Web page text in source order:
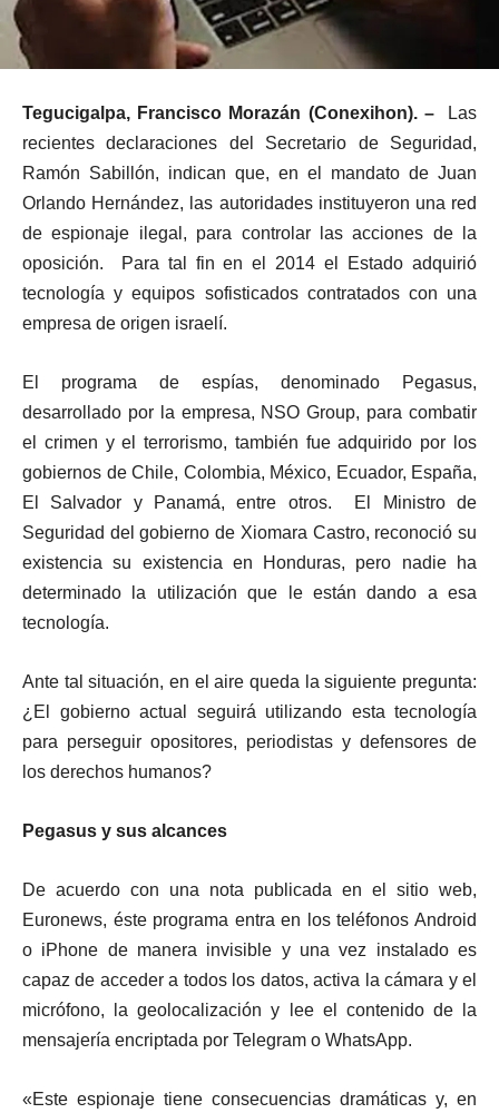
Tegucigalpa, Francisco Morazán (Conexihon). –Las
recientes declaraciones del Secretario de Seguridad,
Ramón Sabillón, indican que, en el mandato de Juan
Orlando Hernández, las autoridades instituyeron una red
de espionaje ilegal, para controlar las acciones de la
oposición. Para tal fin en el 2014 el Estado adquirió
tecnología y equipos sofisticados contratados con una
empresa de origen israelí.
El programa de espías, denominado Pegasus,
desarrollado por la empresa, NSO Group, para combatir
el crimen y el terrorismo, también fue adquirido por los
gobiernos de Chile, Colombia, México, Ecuador, España,
El Salvador y Panamá, entre otros. El Ministro de
Seguridad del gobierno de Xiomara Castro, reconoció su
existencia su existencia en Honduras, pero nadie ha
determinado la utilización que le están dando a esa
tecnología.
Ante tal situación, en el aire queda la siguiente pregunta:
¿El gobierno actual seguirá utilizando esta tecnología
para perseguir opositores, periodistas y defensores de
los derechos humanos?
Pegasus y sus alcances
De acuerdo con una nota publicada en el sitio web,
Euronews, éste programa entra en los teléfonos Android
o iPhone de manera invisible y una vez instalado es
capaz de acceder a todos los datos, activa la cámara y el
micrófono, la geolocalización y lee el contenido de la
mensajería encriptada por Telegram o WhatsApp.
«Este espionaje tiene consecuencias dramáticas y, en